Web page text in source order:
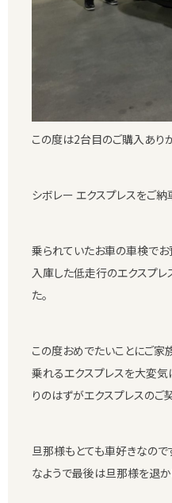
この度は2台目のご購入あり
シボレー エクスプレスをご納
乗られていたお車の車検でお
入庫した低走行のエクスプレ
た。
この度おめでたいことにご家
乗れるエクスプレスを大変気
りのはずがエクスプレスのご
旦那様もとても車好きなの
なようで最後は旦那様を退